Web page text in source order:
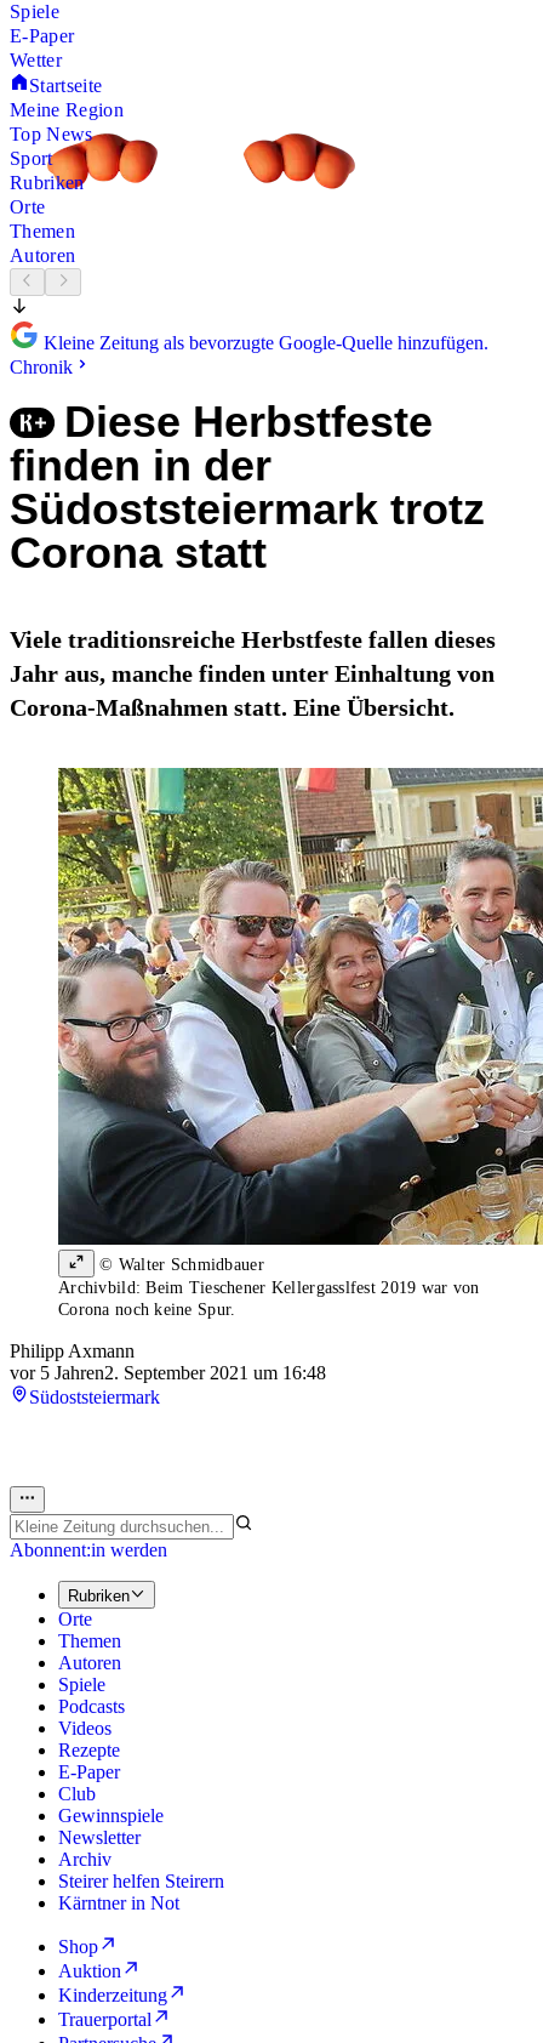
Spiele
E-Paper
Wetter
Startseite
Meine Region
Top News
Sport
Rubriken
Orte
Themen
Autoren
Kleine Zeitung als bevorzugte Google-Quelle hinzufügen.
Chronik
Diese Herbstfeste
finden in der
Südoststeiermark trotz
Corona statt
Viele traditionsreiche Herbstfeste fallen dieses
Jahr aus, manche finden unter Einhaltung von
Corona-Maßnahmen statt. Eine Übersicht.
© Walter Schmidbauer
Archivbild: Beim Tieschener Kellergasslfest 2019 war von
Corona noch keine Spur.
Philipp Axmann
vor 5 Jahren2. September 2021 um 16:48
Südoststeiermark
Abonnent:in werden
Rubriken
Orte
Themen
Autoren
Spiele
Podcasts
Videos
Rezepte
E-Paper
Club
Gewinnspiele
Newsletter
Archiv
Steirer helfen Steirern
Kärntner in Not
Shop
Auktion
Kinderzeitung
Trauerportal